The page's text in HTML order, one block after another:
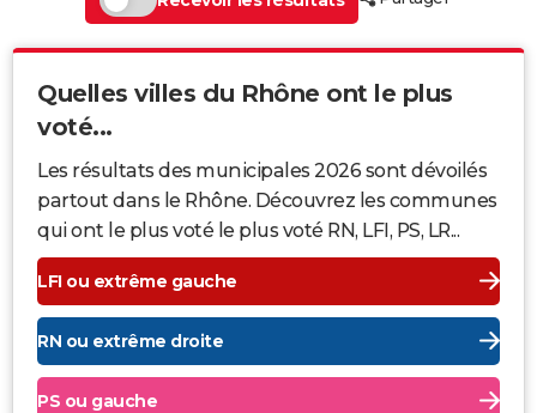
Quelles villes du Rhône ont le plus
voté...
Les résultats des municipales 2026 sont dévoilés
partout dans le Rhône. Découvrez les communes
qui ont le plus voté le plus voté RN, LFI, PS, LR...
LFI ou extrême gauche
RN ou extrême droite
PS ou gauche